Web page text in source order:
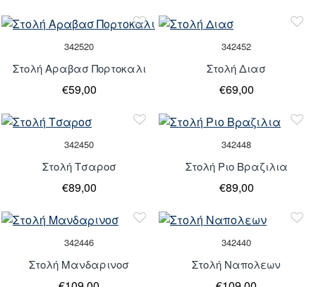
342520
Στολή Αραβασ Πορτοκαλι
€59,00
342452
Στολή Διασ
€69,00
342450
Στολή Τσαροσ
€89,00
342448
Στολή Ριο Βραζιλια
€89,00
342446
Στολή Μανδαρινοσ
342440
Στολή Ναπολεων